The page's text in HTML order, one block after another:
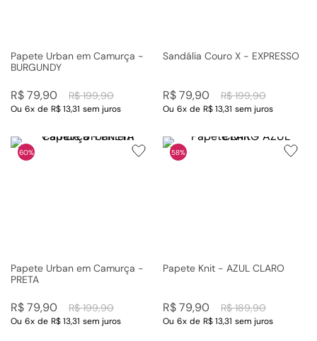
Papete Urban em Camurça -
BURGUNDY
R$ 199,90
R$79,90
Ou 6x de R$ 13,31 sem juros
Sandália Couro X - EXPRESSO
R$ 199,90
R$79,90
Ou 6x de R$ 13,31 sem juros
60%
Papete Urban em Camurça -
PRETA
R$ 199,90
R$79,90
Ou 6x de R$ 13,31 sem juros
58%
Papete Knit - AZUL CLARO
R$ 189,90
R$79,90
Ou 6x de R$ 13,31 sem juros